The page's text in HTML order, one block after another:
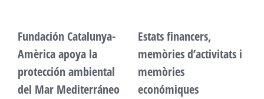
Fundación Catalunya-
Amèrica apoya la
protección ambiental
del Mar Mediterráneo
Estats financers,
memòries d’activitats i
memòries
económiques